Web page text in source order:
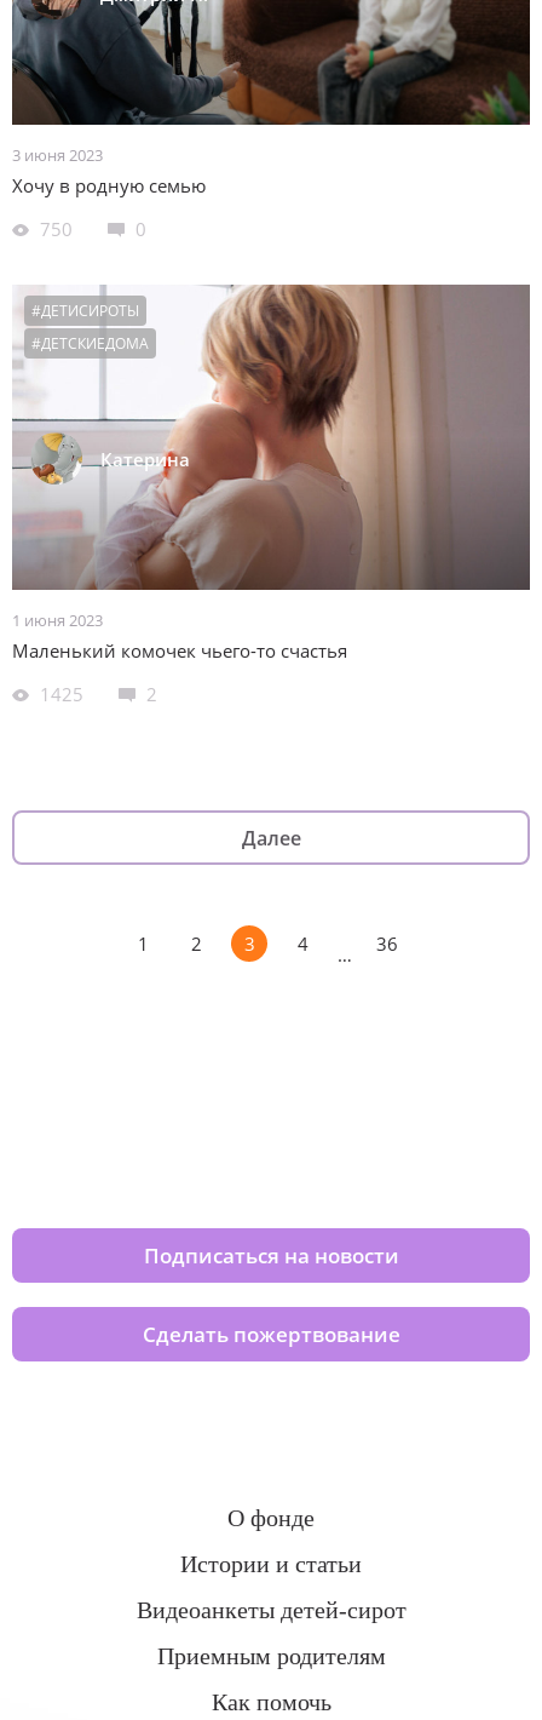
3 июня 2023
Хочу в родную семью
750
0
Катерина
#ДЕТИСИРОТЫ
#ДЕТСКИЕДОМА
1 июня 2023
Маленький комочек чьего-то счастья
1425
2
Далее
1 2 3 4 … 36
Подписаться на новости
Сделать пожертвование
О фонде
Истории и статьи
Видеоанкеты детей-сирот
Приемным родителям
Как помочь